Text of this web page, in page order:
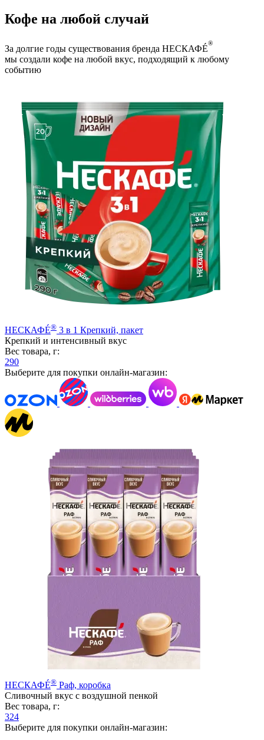
Кофе на любой случай
За долгие годы существования бренда НЕСКАФÉ
®
мы создали кофе на любой вкус, подходящий к любому
событию
НЕСКАФÉ® 3 в 1 Крепкий, пакет
Крепкий и интенсивный вкус
Вес товара, г:
290
Выберите для покупки онлайн-магазин:
НЕСКАФÉ® Раф, коробка
Сливочный вкус с воздушной пенкой
Вес товара, г:
324
Выберите для покупки онлайн-магазин: